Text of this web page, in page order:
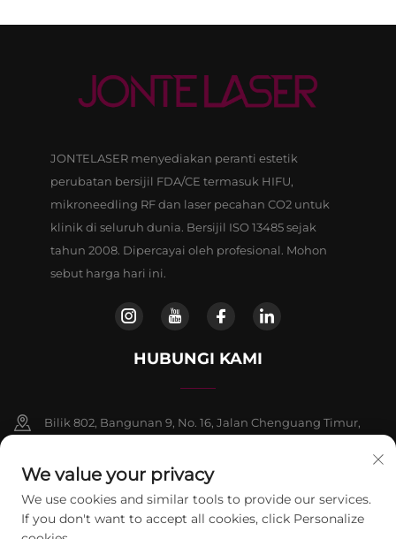
JONTELASER menyediakan peranti estetik
perubatan bersijil FDA/CE termasuk HIFU,
mikroneedling RF dan laser pecahan CO2 untuk
klinik di seluruh dunia. Bersijil ISO 13485 sejak
tahun 2008. Dipercayai oleh profesional. Mohon
sebut harga hari ini.
HUBUNGI KAMI
Bilik 802, Bangunan 9, No. 16, Jalan Chenguang Timur,
+86-13911459627
[email protected]
We value your privacy
We use cookies and similar tools to provide our services.
If you don't want to accept all cookies, click Personalize